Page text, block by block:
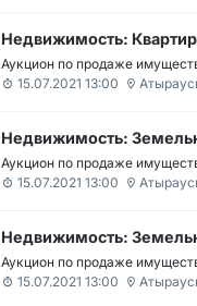
Недвижимость:
Аукцион по продаже
15.07.2021 13:00
Недвижимость:
Аукцион по продаже
15.07.2021 13:00
Недвижимость:
Аукцион по продаже
15.07.2021 13:00